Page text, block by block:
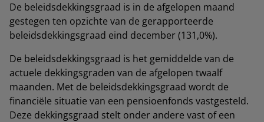
De beleidsdekkingsgraad is in de afgelopen maand
gestegen ten opzichte van de gerapporteerde
beleidsdekkingsgraad eind december (131,0%).
De beleidsdekkingsgraad is het gemiddelde van de
actuele dekkingsgraden van de afgelopen twaalf
maanden. Met de beleidsdekkingsgraad wordt de
financiële situatie van een pensioenfonds vastgesteld.
Deze dekkingsgraad stelt onder andere vast of een